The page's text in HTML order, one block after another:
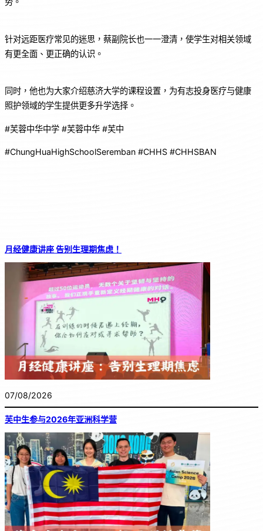
针对远距医疗常见的迷思，蔡副院长也一一澄清，使学生对相关领域
有更全面、更正确的认识。
同时，他也为大家介绍慈济大学的课程设置，为有志投身医疗与健康
照护领域的学生提供更多升学选择。
#芙蓉中华中学 #芙蓉中华 #芙中
#ChungHuaHighSchoolSeremban #CHHS #CHHSBAN
月经健康讲座 告别生理期焦虑！
07/08/2026
芙中生参与2026年亚洲科学营